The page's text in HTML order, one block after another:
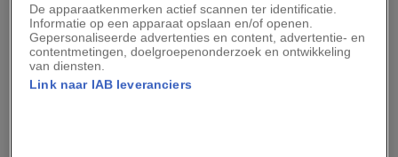
de populaire Braziliaanse politicus Brigadeiro
Eduardo Gomes.
3. Mochi Ice Cream, Japan
De apparaatkenmerken actief scannen ter identificatie.
Informatie op een apparaat opslaan en/of openen.
Gepersonaliseerde advertenties en content, advertentie- en
contentmetingen, doelgroepenonderzoek en ontwikkeling
van diensten.
Link naar IAB leveranciers